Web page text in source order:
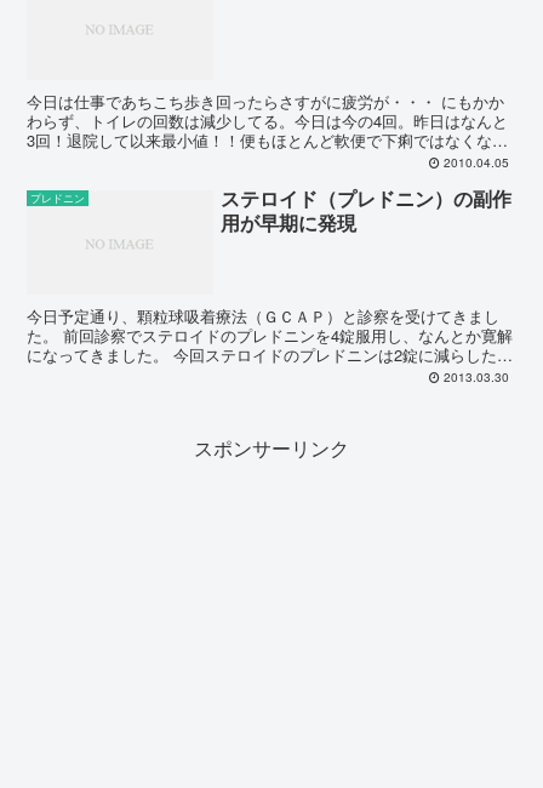
今日は仕事であちこち歩き回ったらさすがに疲労が・・・ にもかか
わらず、トイレの回数は減少してる。今日は今の4回。昨日はなんと
3回！退院して以来最小値！！便もほとんど軟便で下痢ではなくなっ
たきた。 唯一血便だけが便に混ざってでているので、これ...2010.04.05
プレドニン
ステロイド（プレドニン）の副作
用が早期に発現
今日予定通り、顆粒球吸着療法（ＧＣＡＰ）と診察を受けてきまし
た。 前回診察でステロイドのプレドニンを4錠服用し、なんとか寛解
になってきました。 今回ステロイドのプレドニンは2錠に減らしたけ
ど、にきびなどの副作用がひどいので、早めに減らしてい...2013.03.30
スポンサーリンク